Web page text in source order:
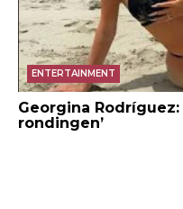
ENTERTAINMENT
Georgina Rodríguez:
rondingen’